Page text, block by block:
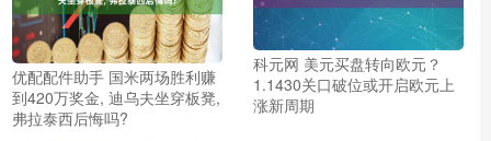
优配配件助手 国米两场胜利赚
到420万奖金, 迪乌夫坐穿板凳,
弗拉泰西后悔吗?
科元网 美元买盘转向欧元？
1.1430关口破位或开启欧元上
涨新周期